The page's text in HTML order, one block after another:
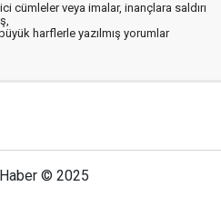
cümleler veya imalar, inançlara saldırı
harflerle yazılmış yorumlar
© 2025